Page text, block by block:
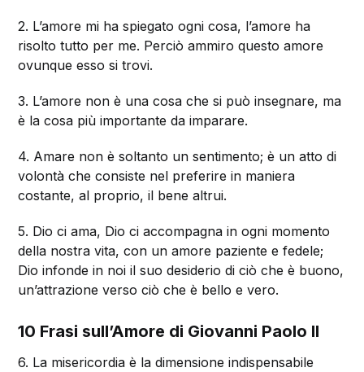
2. L’amore mi ha spiegato ogni cosa, l’amore ha
risolto tutto per me. Perciò ammiro questo amore
ovunque esso si trovi.
3. L’amore non è una cosa che si può insegnare, ma
è la cosa più importante da imparare.
4. Amare non è soltanto un sentimento; è un atto di
volontà che consiste nel preferire in maniera
costante, al proprio, il bene altrui.
5. Dio ci ama, Dio ci accompagna in ogni momento
della nostra vita, con un amore paziente e fedele;
Dio infonde in noi il suo desiderio di ciò che è buono,
un’attrazione verso ciò che è bello e vero.
10 Frasi sull’Amore di Giovanni Paolo II
6. La misericordia è la dimensione indispensabile